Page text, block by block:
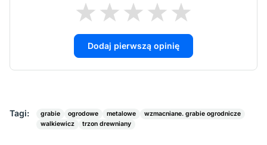
Dodaj pierwszą opinię
Tagi: grabie ogrodowe metalowe
wzmacniane. grabie ogrodnicze
walkiewicz
trzon drewniany